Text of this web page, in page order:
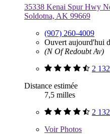
35338 Kenai Spur Hwy
Soldotna, AK 99669
(907) 260-4009
Ouvert aujourd'hui
(N Of Redoubt Av)
2
Distance estimée
7,5 milles
2
VoirPhotos